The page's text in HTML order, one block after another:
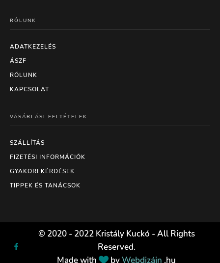
RÓLUNK
ADATKEZELÉS
ÁSZF
RÓLUNK
KAPCSOLAT
VÁSÁRLÁSI FELTÉTELEK
SZÁLLÍTÁS
FIZETÉSI INFORMÁCIÓK
GYAKORI KÉRDÉSEK
TIPPEK ÉS TANÁCSOK
© 2020 - 2022 Kristály Kuckó - All Rights
Reserved.
Made with
byWebdizájn .hu